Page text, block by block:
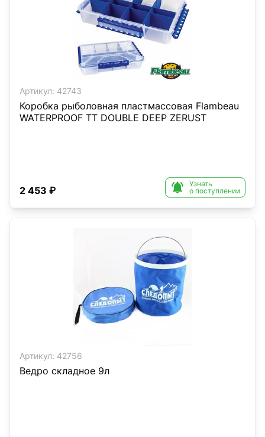
Артикул: 42743
Коробка рыболовная пластмассовая Flambeau
WATERPROOF TT DOUBLE DEEP ZERUST
2 453 ₽ 
Узнать
о поступлении
Артикул: 42756
Ведро складное 9л